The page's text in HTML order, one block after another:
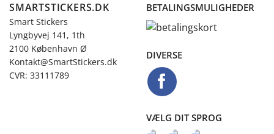
SMARTSTICKERS.DK
Smart Stickers
Lyngbyvej 141, 1th
2100 København Ø
Kontakt@SmartStickers.dk
CVR: 33111789
BETALINGSMULIGHEDER
DIVERSE
VÆLG DIT SPROG